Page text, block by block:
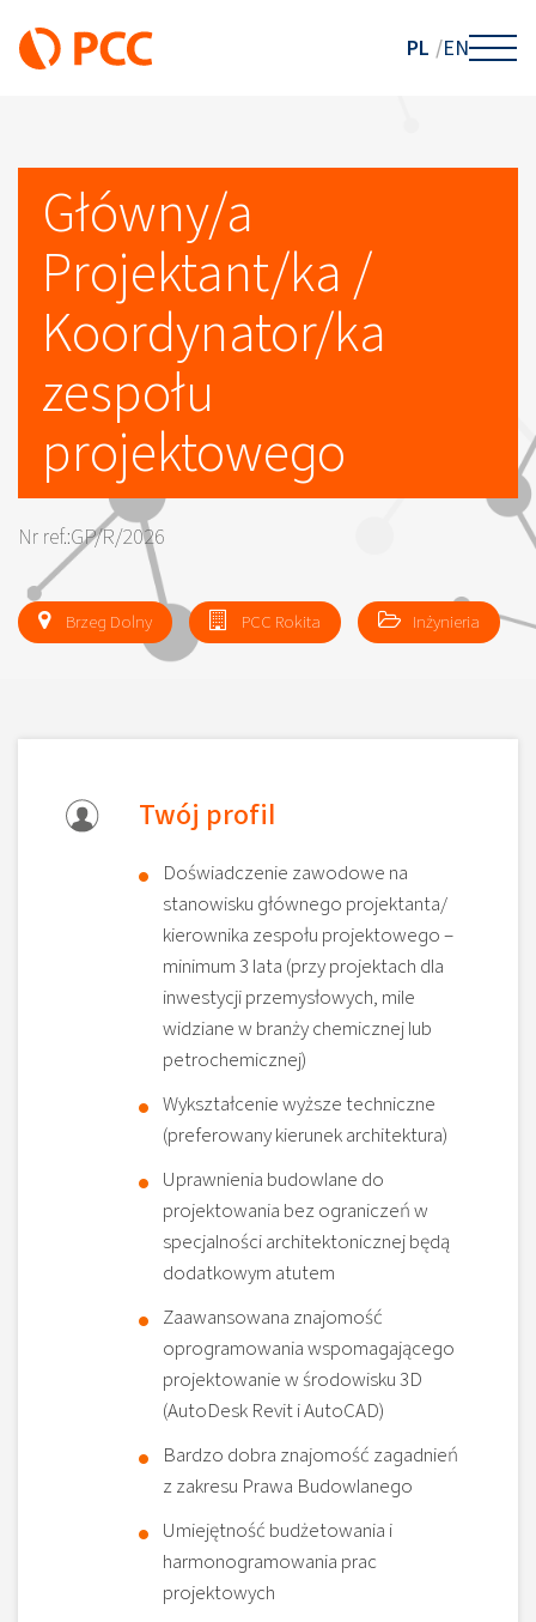
PL EN
Główny/a
Projektant/ka /
Koordynator/ka
zespołu
projektowego
Nr ref.:GP/R/2026
Brzeg Dolny PCC Rokita Inżynieria
Twój profil
Doświadczenie zawodowe na
stanowisku głównego projektanta/
kierownika zespołu projektowego –
minimum 3 lata (przy projektach dla
inwestycji przemysłowych, mile
widziane w branży chemicznej lub
petrochemicznej)
Wykształcenie wyższe techniczne
(preferowany kierunek architektura)
Uprawnienia budowlane do
projektowania bez ograniczeń w
specjalności architektonicznej będą
dodatkowym atutem
Zaawansowana znajomość
oprogramowania wspomagającego
projektowanie w środowisku 3D
(AutoDesk Revit i AutoCAD)
Bardzo dobra znajomość zagadnień
z zakresu Prawa Budowlanego
Umiejętność budżetowania i
harmonogramowania prac
projektowych